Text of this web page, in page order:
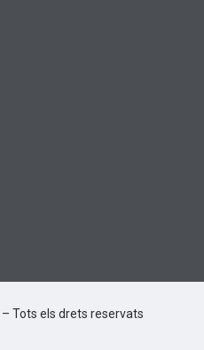
Tots els drets reservats